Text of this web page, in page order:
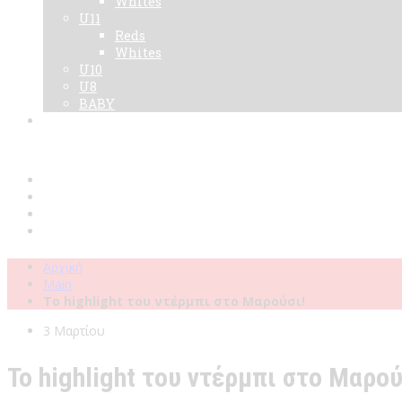
U11
Reds
Whites
U10
U8
BABY
Αρχική
Main
Το highlight του ντέρμπι στο Μαρούσι!
3 Μαρτίου
Το highlight του ντέρμπι στο